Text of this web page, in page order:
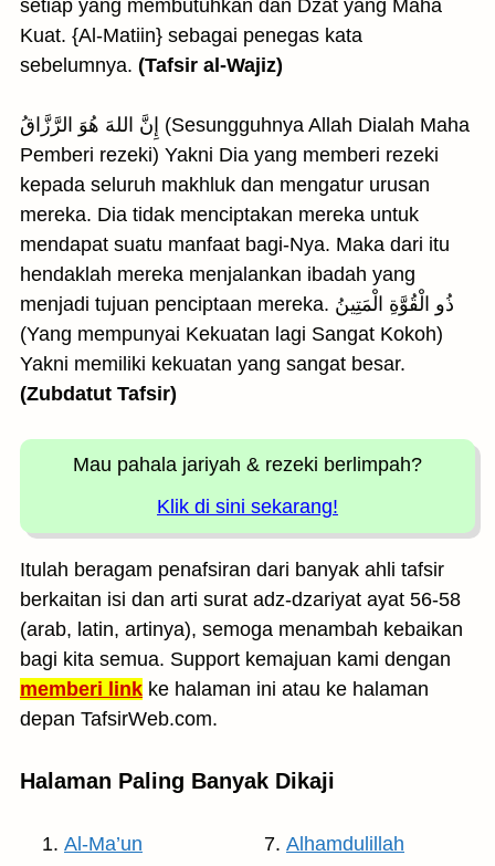
setiap yang membutuhkan dan Dzat yang Maha
Kuat. {Al-Matiin} sebagai penegas kata
sebelumnya. (Tafsir al-Wajiz)
إِنَّ اللهَ هُوَ الرَّزَّاقُ (Sesungguhnya Allah Dialah Maha
Pemberi rezeki) Yakni Dia yang memberi rezeki
kepada seluruh makhluk dan mengatur urusan
mereka. Dia tidak menciptakan mereka untuk
mendapat suatu manfaat bagi-Nya. Maka dari itu
hendaklah mereka menjalankan ibadah yang
menjadi tujuan penciptaan mereka. ذُو الْقُوَّةِ الْمَتِينُ
(Yang mempunyai Kekuatan lagi Sangat Kokoh)
Yakni memiliki kekuatan yang sangat besar.
(Zubdatut Tafsir)
Mau pahala jariyah & rezeki berlimpah?
Klik di sini sekarang!
Itulah beragam penafsiran dari banyak ahli tafsir
berkaitan isi dan arti surat adz-dzariyat ayat 56-58
(arab, latin, artinya), semoga menambah kebaikan
bagi kita semua. Support kemajuan kami dengan
memberi link ke halaman ini atau ke halaman
depan TafsirWeb.com.
Halaman Paling Banyak Dikaji
Al-Ma’un Alhamdulillah